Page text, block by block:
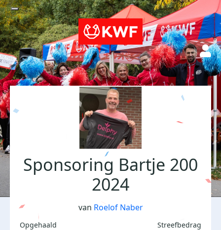
Sponsoring Bartje 200
2024
van Roelof Naber
Opgehaald Streefbedrag